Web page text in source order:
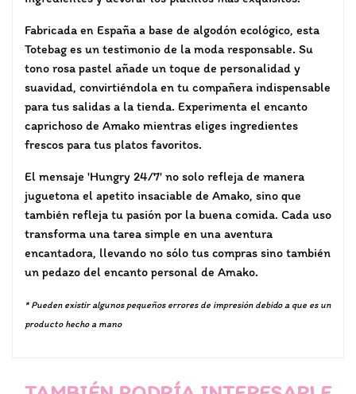
Fabricada en España a base de algodón ecológico, esta
Totebag es un testimonio de la moda responsable. Su
tono rosa pastel añade un toque de personalidad y
suavidad, convirtiéndola en tu compañera indispensable
para tus salidas a la tienda. Experimenta el encanto
caprichoso de Amako mientras eliges ingredientes
frescos para tus platos favoritos.
El mensaje 'Hungry 24/7' no solo refleja de manera
juguetona el apetito insaciable de Amako, sino que
también refleja tu pasión por la buena comida. Cada uso
transforma una tarea simple en una aventura
encantadora, llevando no sólo tus compras sino también
un pedazo del encanto personal de Amako.
* Pueden existir algunos pequeños errores de impresión debido a que es un
producto hecho a mano